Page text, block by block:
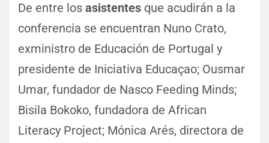
De entre los asistentes que acudirán a la
conferencia se encuentran Nuno Crato,
exministro de Educación de Portugal y
presidente de Iniciativa Educaçao; Ousmar
Umar, fundador de Nasco Feeding Minds;
Bisila Bokoko, fundadora de African
Literacy Project; Mónica Arés, directora de